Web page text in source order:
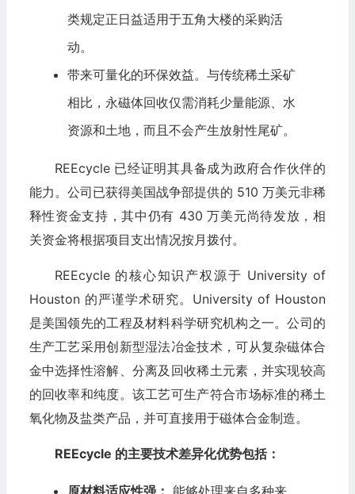
类规定正日益适用于五角大楼的采购活
动。
带来可量化的环保效益。与传统稀土采矿
相比，永磁体回收仅需消耗少量能源、水
资源和土地，而且不会产生放射性尾矿。
REEcycle 已经证明其具备成为政府合作伙伴的
能力。公司已获得美国战争部提供的 510 万美元非稀
释性资金支持，其中仍有 430 万美元尚待发放，相
关资金将根据项目支出情况按月拨付。
REEcycle 的核心知识产权源于 University of
Houston 的严谨学术研究。University of Houston
是美国领先的工程及材料科学研究机构之一。公司的
生产工艺采用创新型湿法冶金技术，可从复杂磁体合
金中选择性溶解、分离及回收稀土元素，并实现较高
的回收率和纯度。该工艺可生产符合市场标准的稀土
氧化物及盐类产品，并可直接用于磁体合金制造。
REEcycle 的主要技术差异化优势包括：
原材料适应性强： 能够处理来自多种来